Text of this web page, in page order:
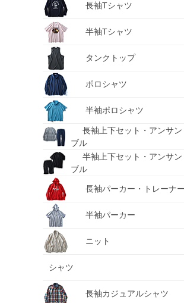
長袖Tシャツ
半袖Tシャツ
タンクトップ
ポロシャツ
半袖ポロシャツ
長袖上下セット・アンサン
ブル
半袖上下セット・アンサン
ブル
長袖パーカー・トレーナー
半袖パーカー
ニット
シャツ
長袖カジュアルシャツ